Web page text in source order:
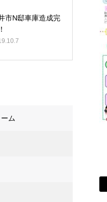
市N邸車庫造成完
ム